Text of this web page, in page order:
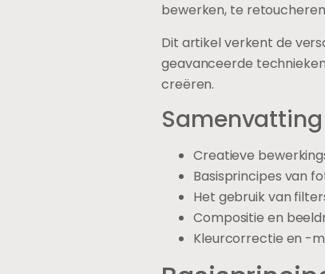
bewerken, te
Dit artikel verkent de
geavanceerde
creëren.
Samenvatting
Creatieve
Basisprincipes van
Het gebruik van
Compositie en
Kleurcorrectie en -